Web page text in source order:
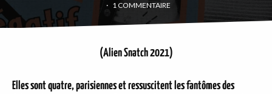
· 1 COMMENTAIRE
(Alien Snatch 2021)
Elles sont quatre, parisiennes et ressuscitent les fantômes des